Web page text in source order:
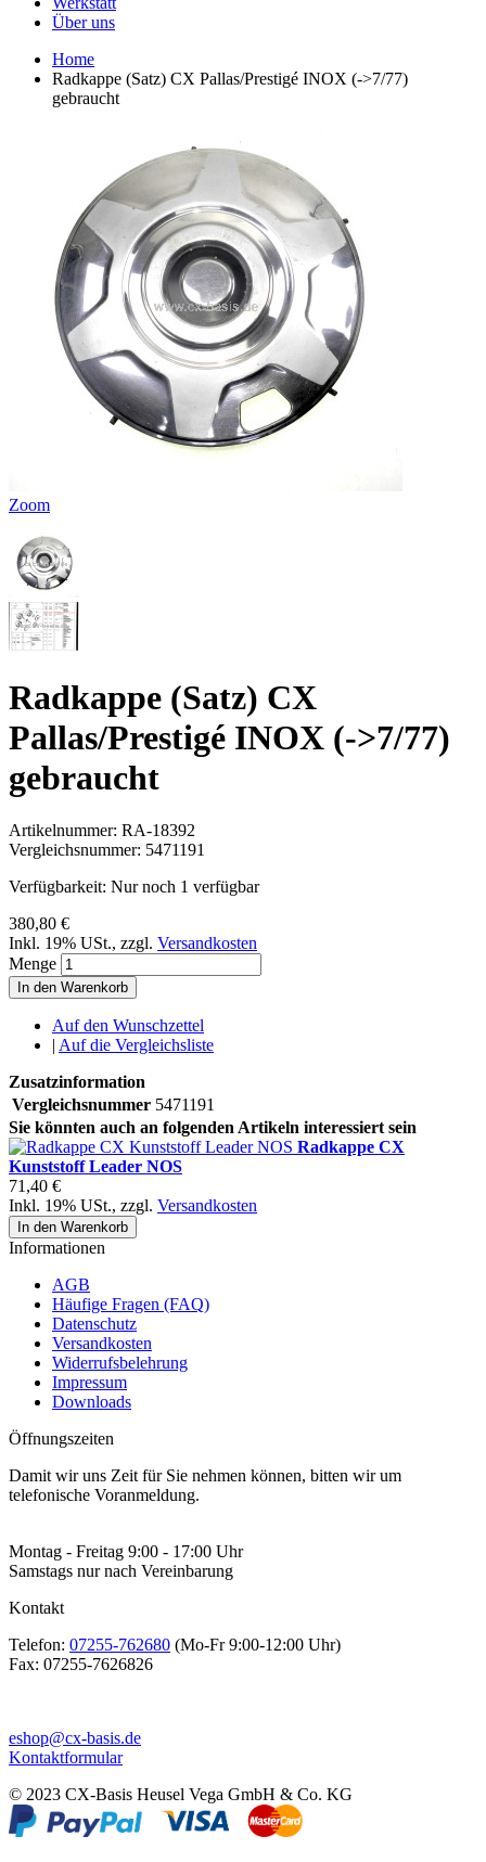
Über uns
Home
Radkappe (Satz) CX Pallas/Prestigé INOX (->7/77)
gebraucht
Zoom
Radkappe (Satz) CX
Pallas/Prestigé INOX (->7/77)
gebraucht
Artikelnummer: RA-18392
Vergleichsnummer: 5471191
Verfügbarkeit: Nur noch 1 verfügbar
380,80 €
Inkl. 19% USt., zzgl. Versandkosten
Menge
In den Warenkorb
Auf den Wunschzettel
| Auf die Vergleichsliste
Zusatzinformation
Vergleichsnummer 5471191
Sie könnten auch an folgenden Artikeln interessiert sein
Radkappe CX
Kunststoff Leader NOS
71,40 €
Inkl. 19% USt., zzgl. Versandkosten
In den Warenkorb
Informationen
AGB
Häufige Fragen (FAQ)
Datenschutz
Versandkosten
Widerrufsbelehrung
Impressum
Downloads
Öffnungszeiten
Damit wir uns Zeit für Sie nehmen können, bitten wir um
telefonische Voranmeldung.
Montag - Freitag 9:00 - 17:00 Uhr
Samstags nur nach Vereinbarung
Kontakt
Telefon: 07255-762680 (Mo-Fr 9:00-12:00 Uhr)
Fax: 07255-7626826
eshop@cx-basis.de
Kontaktformular
© 2023 CX-Basis Heusel Vega GmbH & Co. KG